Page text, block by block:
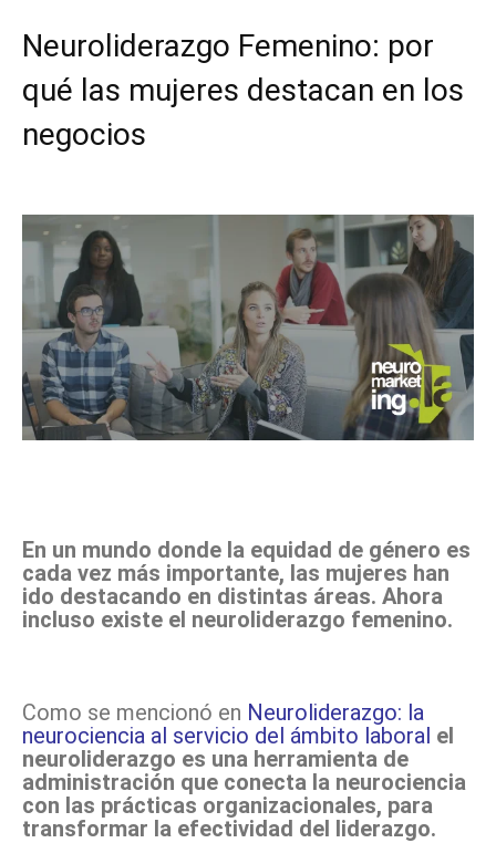
Neuroliderazgo Femenino: por
qué las mujeres destacan en los
negocios
En un mundo donde la equidad de género es
cada vez más importante, las mujeres han
ido destacando en distintas áreas. Ahora
incluso existe el neuroliderazgo femenino.
Como se mencionó en Neuroliderazgo: la
neurociencia al servicio del ámbito laboral el
neuroliderazgo es una herramienta de
administración que conecta la neurociencia
con las prácticas organizacionales, para
transformar la efectividad del liderazgo.